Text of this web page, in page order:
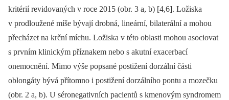
kritérií revidovaných v roce 2015 (obr. 3 a, b) [4,6]. Ložiska
v prodloužené míše bývají drobná, lineární, bilaterální a mohou
přecházet na krční míchu. Ložiska v této oblasti mohou asociovat
s prvním klinickým příznakem nebo s akutní exacerbací
onemocnění. Mimo výše popsané postižení dorzální části
oblongáty bývá přítomno i postižení dorzálního pontu a mozečku
(obr. 2 a, b). U séronegativních pacientů s kmenovým syndromem